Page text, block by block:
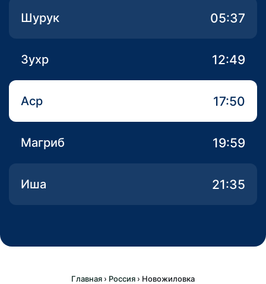
Шурук 05:37
Зухр 12:49
Аср 17:50
Магриб 19:59
Иша 21:35
Главная › Россия › Новожиловка